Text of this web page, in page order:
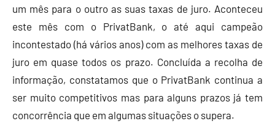
um mês para o outro as suas taxas de juro. Aconteceu
este mês com o PrivatBank, o até aqui campeão
incontestado (há vários anos) com as melhores taxas de
juro em quase todos os prazo. Concluída a recolha de
informação, constatamos que o PrivatBank continua a
ser muito competitivos mas para alguns prazos já tem
concorrência que em algumas situações o supera.